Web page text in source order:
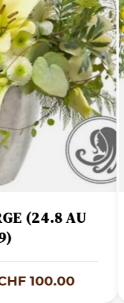
(24.8 AU
100.00Plage